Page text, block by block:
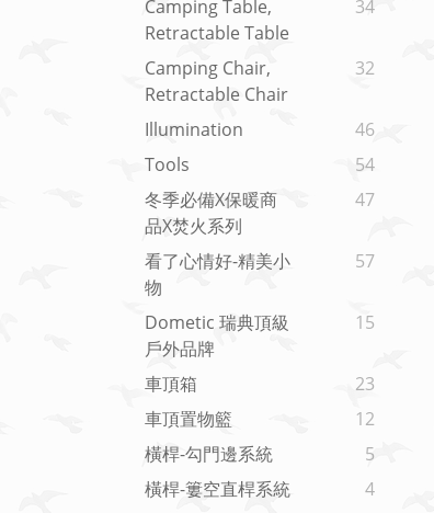
Camping Table,
Retractable Table
34
Camping Chair,
Retractable Chair
32
Illumination
46
Tools
54
冬季必備x保暖商
品x焚火系列
47
看了心情好-精美小
物
57
Dometic 瑞典頂級
戶外品牌
15
車頂箱
23
車頂置物籃
12
橫桿-勾門邊系統
5
橫桿-簍空直桿系統
4